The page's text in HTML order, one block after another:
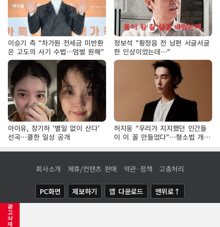
광
고
삭
제
이승기 측 "차가원 전세금 미반환
은 고도의 사기 수법…엄벌 원해"
정보석 "황정음 전 남편 서글서글
한 인상이었는데…"
아이유, 장기하 '별일 없이 산다'
선곡…쿨한 일상 공개
허지웅 "우리가 지지했던 인간들
이 이 꼴 만들었다"…형소법 개정
에 격한 반응
회사소개 제휴/컨텐츠 판매 약관·정책 고충처리
PC화면 제보하기 앱 다운로드 맨위로↑